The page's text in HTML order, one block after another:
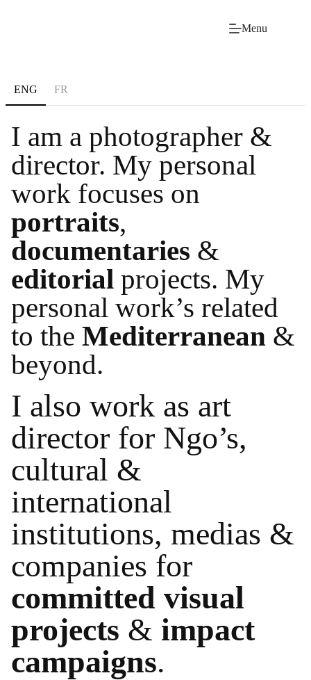
Menu
ENG FR
I am a photographer &
director. My personal
work focuses on
portraits,
documentaries &
editorial projects. My
personal work’s related
to the Mediterranean &
beyond.
I also work as art
director for Ngo’s,
cultural &
international
institutions, medias &
companies for
committed visual
projects & impact
campaigns.